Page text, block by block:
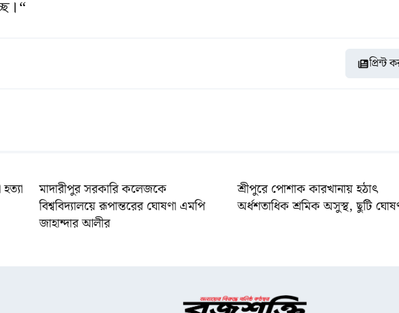
প্রিন্ট
মাদারীপুর সরকারি কলেজকে
বিশ্ববিদ্যালয়ে রূপান্তরের ঘোষণা এমপি
জাহান্দার আলীর
শ্রীপুরে পোশাক কারখানায় হঠাৎ
অর্ধশতাধিক শ্রমিক অসুস্থ, ছুটি